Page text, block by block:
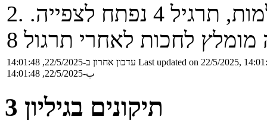
2. למען מי שרוצים להתחיל לתרגל שלמות, תרגיל 4 נפתח לצפייה.
עדכון אחרון ב-22/5/2025, 14:01:48 Last updated on 22/5/2025,
ب-22/5/2025, 14:01:48
תיקונים בגיליון 3